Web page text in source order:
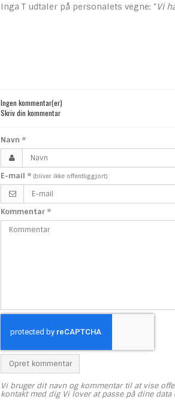
Inga T udtaler på personalets vegne: " Vi
Ingen kommentar(er)
Skriv din kommentar
Navn *
E-mail * (bliver ikke offentliggjort)
Kommentar *
Opret kommentar
Vi bruger dit navn og kommentar til at vise
kontakt med dig Vi lover at passe på dine data